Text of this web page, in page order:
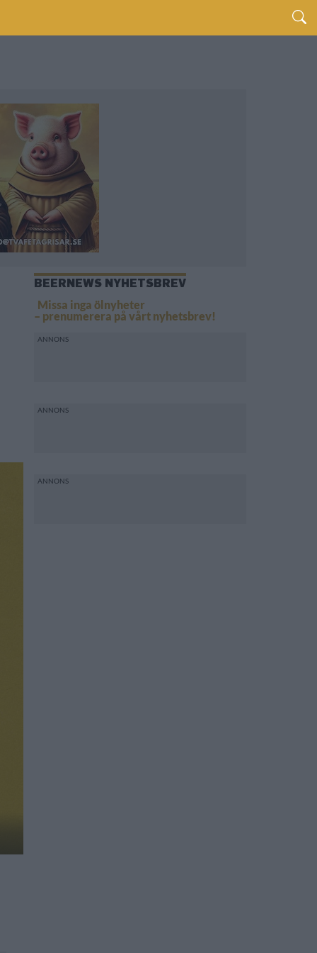
BEERNEWS NYHETSBREV
Missa inga ölnyheter
– prenumerera på vårt nyhetsbrev!